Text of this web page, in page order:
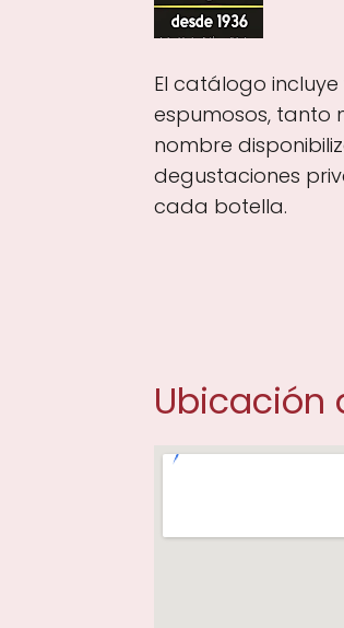
El catálogo
espumosos, tanto
nombre
degustaciones
cada botella.
Ubicación